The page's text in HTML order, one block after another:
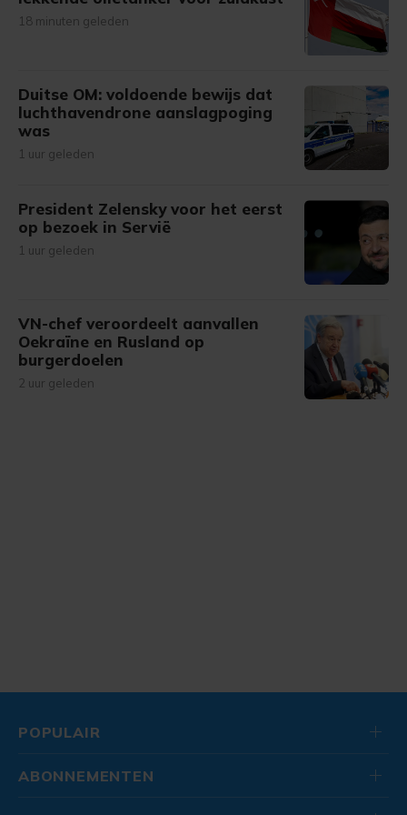
18 minuten geleden
Duitse OM: voldoende bewijs dat
luchthavendrone aanslagpoging
was
1 uur geleden
President Zelensky voor het eerst
op bezoek in Servië
1 uur geleden
VN-chef veroordeelt aanvallen
Oekraïne en Rusland op
burgerdoelen
2 uur geleden
POPULAIR
ABONNEMENTEN